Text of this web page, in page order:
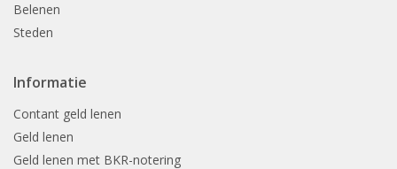
Belenen
Steden
Informatie
Contant geld lenen
Geld lenen
Geld lenen met BKR-notering